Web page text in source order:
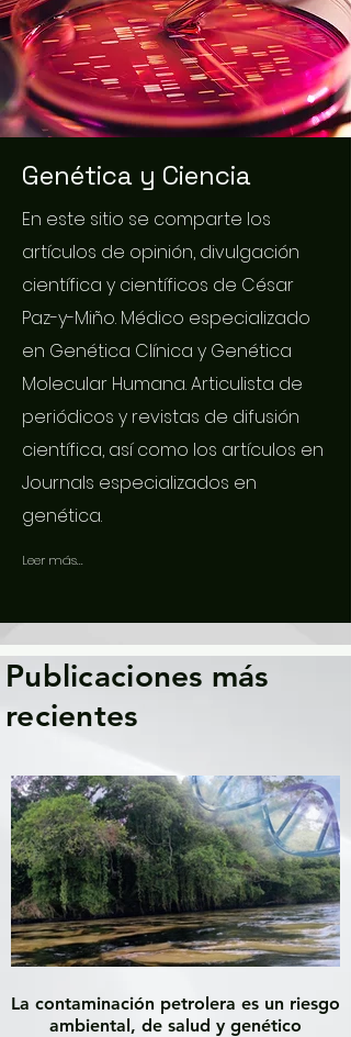
Genética y Ciencia
En este sitio se comparte los
artículos de opinión, divulgación
científica y científicos de César
Paz-y-Miño. Médico especializado
en Genética Clínica y Genética
Molecular Humana. Articulista de
periódicos y revistas de difusión
científica, así como los artículos en
Journals especializados en
genética.
Leer más...
Publicaciones más
recientes
La contaminación petrolera es un riesgo
ambiental, de salud y genético